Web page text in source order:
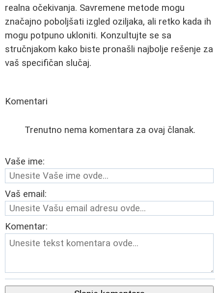
realna očekivanja. Savremene metode mogu
značajno poboljšati izgled oziljaka, ali retko kada ih
mogu potpuno ukloniti. Konzultujte se sa
stručnjakom kako biste pronašli najbolje rešenje za
vaš specifičan slučaj.
Komentari
Trenutno nema komentara za ovaj članak.
Vaše ime:
Vaš email:
Komentar: